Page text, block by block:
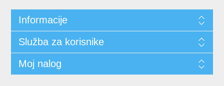
Informacije
Služba za korisnike
Moj nalog